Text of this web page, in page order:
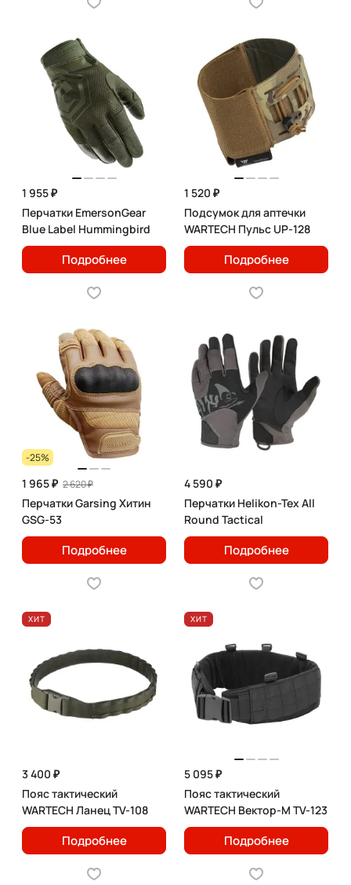
1 955 ₽
Перчатки EmersonGear
Blue Label Hummingbird
Подробнее
1 520 ₽
Подсумок для аптечки
WARTECH Пульс UP-128
Подробнее
-25%
1 965 ₽ 2 620 ₽
Перчатки Garsing Хитин
GSG-53
Подробнее
4 590 ₽
Перчатки Helikon-Tex All
Round Tactical
Подробнее
ХИТ
3 400 ₽
Пояс тактический
WARTECH Ланец TV-108
Подробнее
ХИТ
5 095 ₽
Пояс тактический
WARTECH Вектор-М TV-123
Подробнее